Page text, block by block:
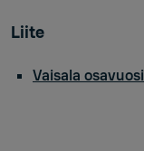
Liite
Vaisala